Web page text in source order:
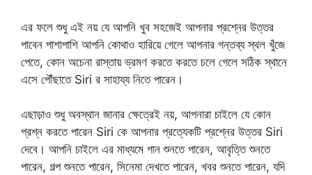
এর ফলে শুধু এই নয় যে আপনি খুব সহজেই আপনার প্রশ্নের উত্তর
পাবেন পাশাপাশি আপনি কোথাও হারিয়ে গেলে আপনার গন্তব্য স্থল খুঁজে
পেতে, কোন অচেনা রাস্তায় ভ্রমণ করতে করতে চলে গেলে সঠিক স্থানে
এসে পৌঁছাতে Siri র সাহায্য নিতে পারেন।
এছাড়াও শুধু অবস্থান জানার ক্ষেত্রেই নয়, আপনারা চাইলে যে কোন
প্রশ্ন করতে পারেন Siri কে আপনার প্রত্যেকটি প্রশ্নের উত্তর Siri
দেবে। আপনি চাইলে এর মাধ্যমে গান শুনতে পারেন, আবৃত্তি শুনতে
পারেন, গল্প শুনতে পারেন, সিনেমা দেখতে পারেন, খবর শুনতে পারেন, যদি